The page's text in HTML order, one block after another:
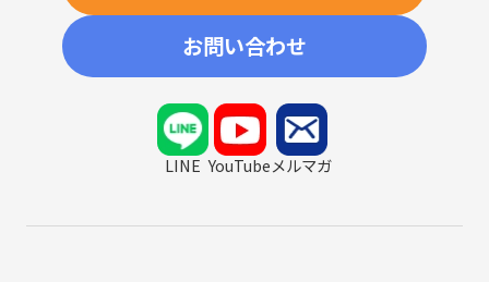
お問い合わせ
LINE YouTubeメルマガ